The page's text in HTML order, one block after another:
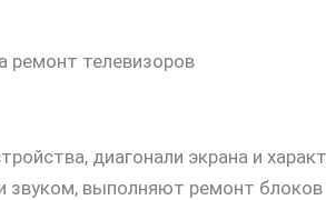
ремонт телевизоров
диагонали экрана и
выполняют ремонт блоков